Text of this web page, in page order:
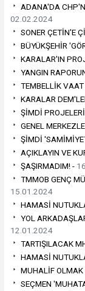
ADANA'DA
02.02.2024
SONER ÇETİN'E
BÜYÜKŞEHİR
KARALAR'IN
YANGIN
TEMBELLİK
KARALAR
ŞİMDİ
GENEL
ŞİMDİ
AÇIKLAYIN VE
ŞAŞIRMADIM! -
TMMOB GENÇ
15.01.2024
HAMASİ
YOL
12.01.2024
TARTIŞILACAK
HAMASİ
MUHALİF
SEÇMEN